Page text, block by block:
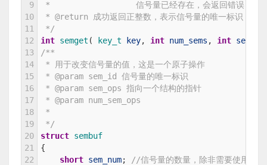
9
10
11
12
13
14
15
16
17
18
19
20
21
22
*                  信号量已经存在，会返回错误
* @return 成功返回正整数，表示信号量的唯一标识（
*/
int semget ( key_t key, int num_sems , int sem
/**
* 用于改变信号量的值，这是一个原子操作
* @param sem_id 信号量的唯一标识
* @param sem_ops 指向一个结构的指针
* @param num_sem_ops
*
*/
struct sembuf
{
short sem_num;
//信号量的数量，除非需要使用一